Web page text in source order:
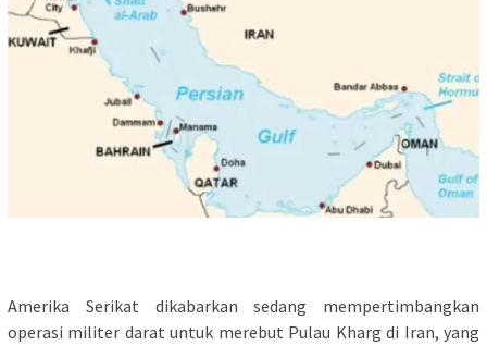
Amerika Serikat dikabarkan sedang mempertimbangkan
operasi militer darat untuk merebut Pulau Kharg di Iran, yang